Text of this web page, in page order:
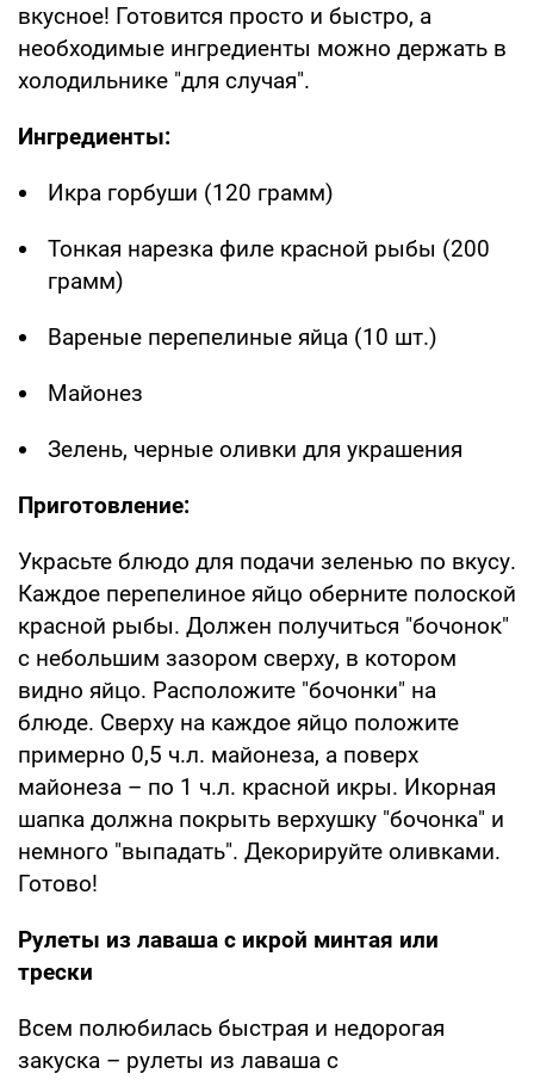
вкусное! Готовится просто и быстро, а
необходимые ингредиенты можно держать в
холодильнике "для случая".
Ингредиенты:
Икра горбуши (120 грамм)
Тонкая нарезка филе красной рыбы (200
грамм)
Вареные перепелиные яйца (10 шт.)
Майонез
Зелень, черные оливки для украшения
Приготовление:
Украсьте блюдо для подачи зеленью по вкусу.
Каждое перепелиное яйцо оберните полоской
красной рыбы. Должен получиться "бочонок"
с небольшим зазором сверху, в котором
видно яйцо. Расположите "бочонки" на
блюде. Сверху на каждое яйцо положите
примерно 0,5 ч.л. майонеза, а поверх
майонеза – по 1 ч.л. красной икры. Икорная
шапка должна покрыть верхушку "бочонка" и
немного "выпадать". Декорируйте оливками.
Готово!
Рулеты из лаваша с икрой минтая или
трески
Всем полюбилась быстрая и недорогая
закуска – рулеты из лаваша с